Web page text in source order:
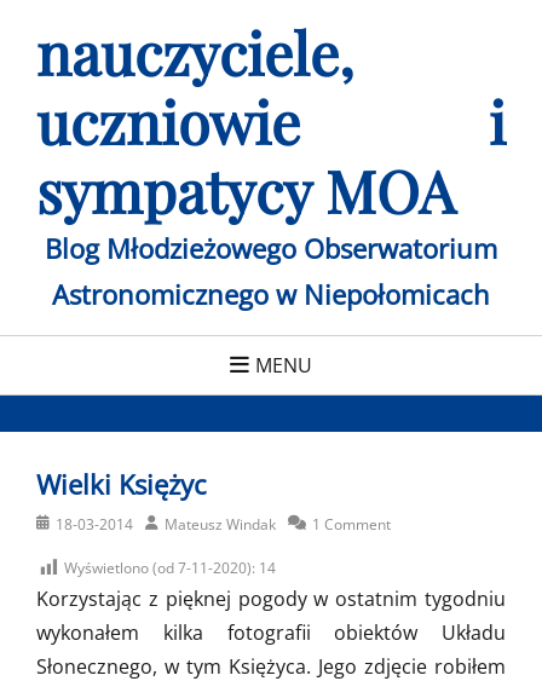
contentnauczyciele,
uczniowie i
sympatycy MOA
Blog Młodzieżowego Obserwatorium
Astronomicznego w Niepołomicach
MENU
Wielki Księżyc
Posted18-03-2014 AuthorMateusz Windak 1 Comment
Wyświetlono (od 7-11-2020): 14
Korzystając z pięknej pogody w ostatnim tygodniu
wykonałem kilka fotografii obiektów Układu
Słonecznego, w tym Księżyca. Jego zdjęcie robiłem